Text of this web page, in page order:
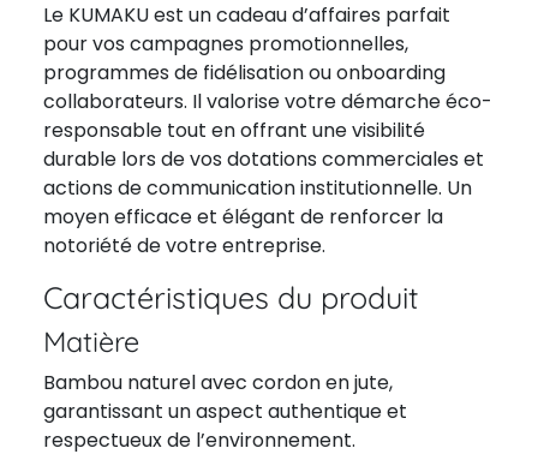
Le KUMAKU est un cadeau d’affaires parfait
pour vos campagnes promotionnelles,
programmes de fidélisation ou onboarding
collaborateurs. Il valorise votre démarche éco-
responsable tout en offrant une visibilité
durable lors de vos dotations commerciales et
actions de communication institutionnelle. Un
moyen efficace et élégant de renforcer la
notoriété de votre entreprise.
Caractéristiques du produit
Matière
Bambou naturel avec cordon en jute,
garantissant un aspect authentique et
respectueux de l’environnement.